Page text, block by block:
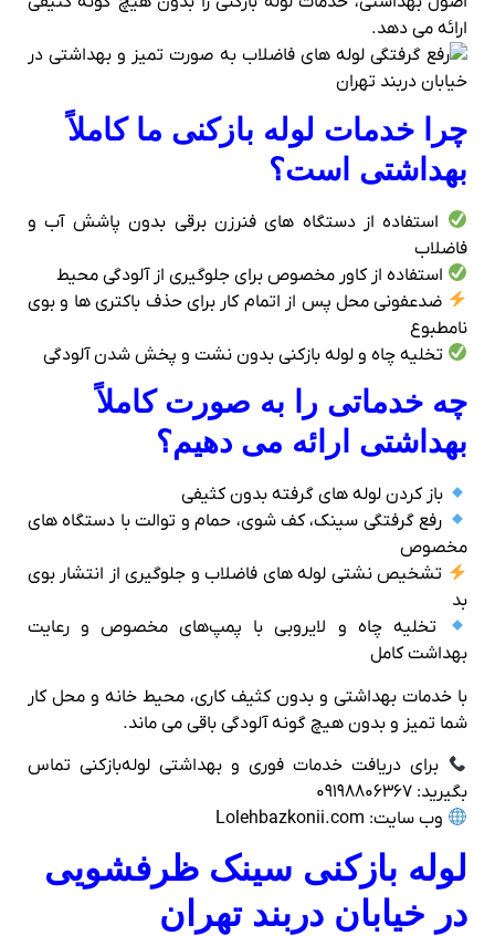
ارائه می‌ دهد.
چرا خدمات لوله‌ بازکنی ما کاملاً
بهداشتی است؟
استفاده از دستگاه‌ های فنرزن برقی بدون پاشش آب و
فاضلاب
استفاده از کاور مخصوص برای جلوگیری از آلودگی محیط
ضدعفونی محل پس از اتمام کار برای حذف باکتری‌ ها و بوی
نامطبوع
تخلیه چاه و لوله‌ بازکنی بدون نشت و پخش شدن آلودگی
چه خدماتی را به‌ صورت کاملاً
بهداشتی ارائه می‌ دهیم؟
باز کردن لوله‌ های گرفته بدون کثیفی
رفع گرفتگی سینک، کف‌ شوی، حمام و توالت با دستگاه‌ های
مخصوص
تشخیص نشتی لوله‌ های فاضلاب و جلوگیری از انتشار بوی
بد
تخلیه چاه و لایروبی با پمپ‌های مخصوص و رعایت
بهداشت کامل
با خدمات بهداشتی و بدون کثیف‌ کاری، محیط خانه و محل کار
شما تمیز و بدون هیچ‌ گونه آلودگی باقی می‌ ماند.
برای دریافت خدمات فوری و بهداشتی لوله‌بازکنی تماس
بگیرید: ۰۹۱۹۸۸۰۶۳۶۷
وب‌ سایت: Lolehbazkonii.com
لوله بازکنی سینک ظرفشویی
در خیابان دربند تهران